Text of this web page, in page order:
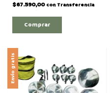
$67.590,00 con Transferencia
Envío gratis